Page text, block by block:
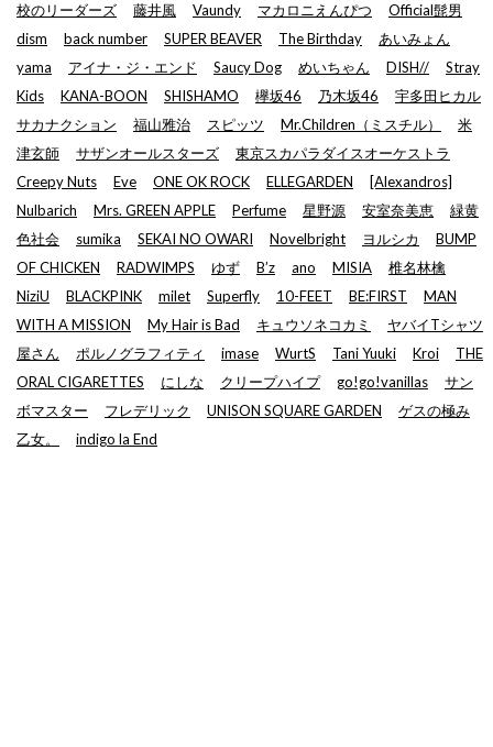
校のリーダーズ
藤井風 Vaundy マカロニえんぴつ
Official髭男
dism
back number SUPER BEAVER The Birthday
あいみょん
yama
アイナ・ジ・エンド Saucy Dog めいちゃん DISH//
Stray
Kids
KANA-BOON SHISHAMO 欅坂46 乃木坂46
宇多田ヒカル
サカナクション
福山雅治 スピッツ Mr.Children（ミスチル）
米
津玄師
サザンオールスターズ
東京スカパラダイスオーケストラ
Creepy Nuts
Eve ONE OK ROCK ELLEGARDEN
[Alexandros]
Nulbarich
Mrs. GREEN APPLE Perfume 星野源 安室奈美恵
緑黄
色社会
sumika SEKAI NO OWARI Novelbright ヨルシカ
BUMP
OF CHICKEN
RADWIMPS ゆず B’z ano MISIA
椎名林檎
NiziU
BLACKPINK milet Superfly 10-FEET BE:FIRST
MAN
WITH A MISSION
My Hair is Bad キュウソネコカミ
ヤバイTシャツ
屋さん
ポルノグラフィティ imase WurtS Tani Yuuki Kroi
THE
ORAL CIGARETTES
にしな クリープハイプ go!go!vanillas
サン
ボマスター
フレデリック UNISON SQUARE GARDEN
ゲスの極み
乙女。
indigo la End